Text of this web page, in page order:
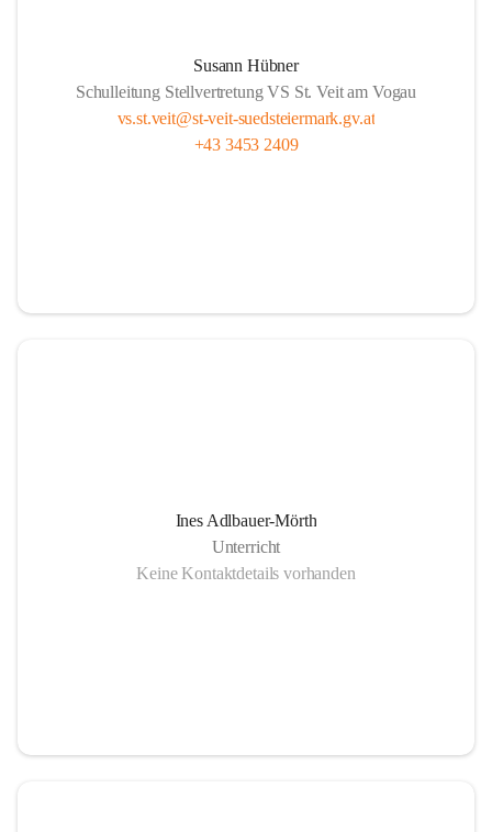
Susann Hübner
Schulleitung Stellvertretung VS St. Veit am Vogau
vs.st.veit@st-veit-suedsteiermark.gv.at
+43 3453 2409
Ines Adlbauer-Mörth
Unterricht
Keine Kontaktdetails vorhanden